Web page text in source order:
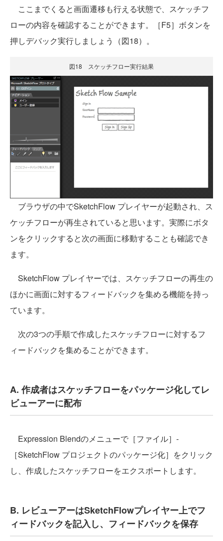
ここまでくると画面遷移も行える状態で、スケッチフ
ローの内容を確認することができます。［F5］ボタンを
押しデバック実行しましょう（図18）。
図18 スケッチフロー実行結果
ブラウザの中でSketchFlow プレイヤーが起動され、ス
ケッチフローが再生されていると思います。実際にボタ
ンをクリックすると次の画面に移動することも確認でき
ます。
SketchFlow プレイヤーでは、スケッチフローの再生の
ほかに画面に対するフィードバックを集める機能を持っ
ています。
次の3つの手順で作成したスケッチフローに対するフ
ィードバックを集めることができます。
A. 作成者はスケッチフローをパッケージ化してレ
ビューアーに配布
Expression Blendのメニューで［ファイル］-
［SketchFlow プロジェクトのパッケージ化］をクリック
し、作成したスケッチフローをエクスポートします。
B. レビューアーはSketchFlowプレイヤー上でフ
ィードバックを記入し、フィードバックを保存